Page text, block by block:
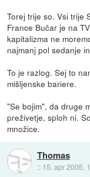
Torej trije so. Vsi trije
France Bučar je na
kapitalizma ne
najmanj pol sedanje
To je razlog. Sej to
mišljenske bariere.
"Se bojim", da druge
preživetje, sploh ni.
množice.
Thomas
:: 15. apr 2005,